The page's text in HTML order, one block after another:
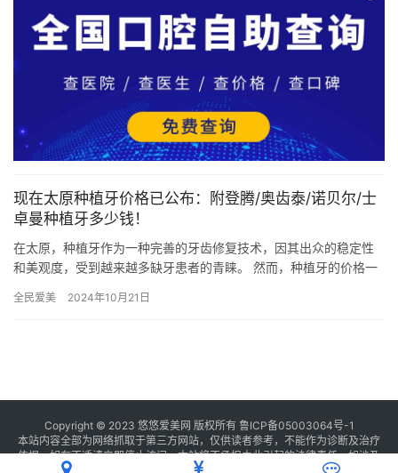
现在太原种植牙价格已公布：附登腾/奥齿泰/诺贝尔/士
卓曼种植牙多少钱！
在太原，种植牙作为一种完善的牙齿修复技术，因其出众的稳定性
和美观度，受到越来越多缺牙患者的青睐。 然而，种植牙的价格一
助大…
全民爱美 2024年10月21日
Copyright © 2023 悠悠爱美网 版权所有 鲁ICP备05003064号-1
本站内容全部为网络抓取于第三方网站，仅供读者参考，不能作为诊断及治疗
依据，如有不适请立即停止访问，本站将不承担由此引起的法律责任。如涉及